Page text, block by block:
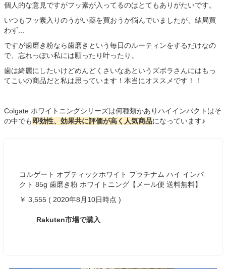
個人的な意見ですがフッ素が入ってるのはとてもありがたいです。
いつもフッ素入りのうがい薬を買おうか悩んでいましたが、結局買
わず...
ですが歯磨き粉なら歯磨きという毎日のルーティンをするだけなの
で、忘れっぽい私には願ったり叶ったり。
歯は綺麗にしたいけどめんどくさいなあというズボラさんにはもっ
てこいの商品だと私は思っています！本当にオススメです！！
Colgate ホワイトニングシリーズは何種類かありハイインパクトはそ
の中でも 即効性、効果共に評価が高く人気商品になっています♪
コルゲート オプティックホワイト プラチナム ハイ インパ
クト 85g 歯磨き粉 ホワイトニング【メール便 送料無料】
￥ 3,555 ( 2020年8月10日時点 )
Rakuten市場で購入